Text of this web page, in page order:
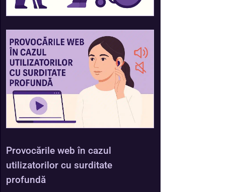
Provocările web în cazul
utilizatorilor cu surditate
profundă